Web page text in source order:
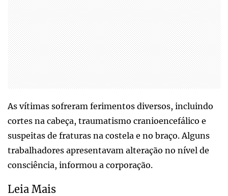
As vítimas sofreram ferimentos diversos, incluindo
cortes na cabeça, traumatismo cranioencefálico e
suspeitas de fraturas na costela e no braço. Alguns
trabalhadores apresentavam alteração no nível de
consciência, informou a corporação.
Leia Mais